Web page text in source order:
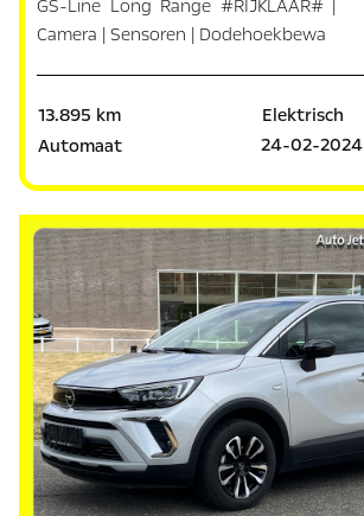
GS-Line Long Range #RIJKLAAR# |
Camera | Sensoren | Dodehoekbewa
13.895 km
Elektrisch
Automaat
24-02-2024